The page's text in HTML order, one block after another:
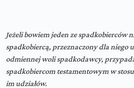
Jeżeli bowiem jeden ze spadkobierców
spadkobiercą, przeznaczony dla niego
odmiennej woli spadkodawcy,
spadkobiercom testamentowym w
im udziałów.